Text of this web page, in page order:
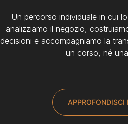
Un percorso individuale in cui
analizziamo il negozio,
decisioni e accompagniamo la
un corso, né
APPROFONDISCI